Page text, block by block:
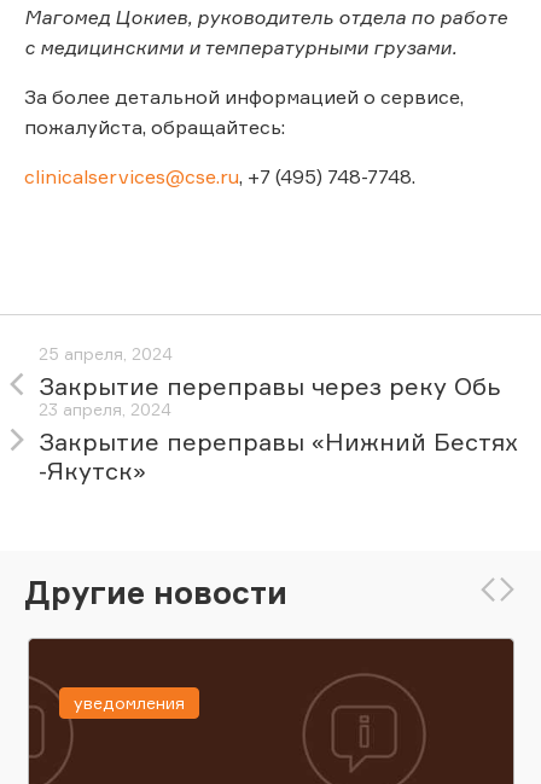
Магомед Цокиев, руководитель отдела по работе
с медицинскими и температурными грузами.
За более детальной информацией о сервисе,
пожалуйста, обращайтесь:
clinicalservices@cse.ru, +7 (495) 748-7748.
25 апреля, 2024
Закрытие переправы через реку Обь
23 апреля, 2024
Закрытие переправы «Нижний Бестях
-Якутск»
Другие новости
уведомления